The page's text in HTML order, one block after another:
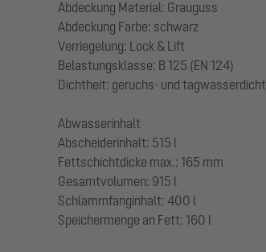
Abdeckung Material: Grauguss
Abdeckung Farbe: schwarz
Verriegelung: Lock & Lift
Belastungsklasse: B 125 (EN 124)
Dichtheit: geruchs- und tagwasserdicht
Abwasserinhalt
Abscheiderinhalt: 515 l
Fettschichtdicke max.: 165 mm
Gesamtvolumen: 915 l
Schlammfanginhalt: 400 l